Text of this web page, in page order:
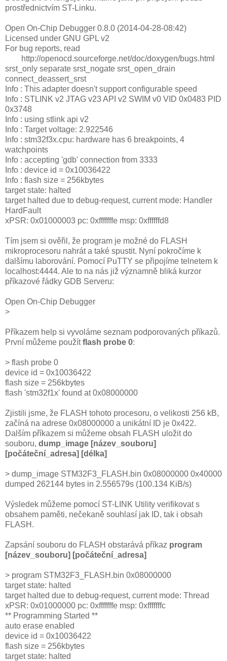
prostřednictvím ST-Linku.
Open On-Chip Debugger 0.8.0 (2014-04-28-08:42)
Licensed under GNU GPL v2
For bug reports, read
http://openocd.sourceforge.net/doc/doxygen/bugs.html
srst_only separate srst_nogate srst_open_drain
connect_deassert_srst
Info : This adapter doesn't support configurable speed
Info : STLINK v2 JTAG v23 API v2 SWIM v0 VID 0x0483 PID
0x3748
Info : using stlink api v2
Info : Target voltage: 2.922546
Info : stm32f3x.cpu: hardware has 6 breakpoints, 4
watchpoints
Info : accepting 'gdb' connection from 3333
Info : device id = 0x10036422
Info : flash size = 256kbytes
target state: halted
target halted due to debug-request, current mode: Handler
HardFault
xPSR: 0x01000003 pc: 0xfffffffe msp: 0xffffffd8
Tím jsem si ověřil, že program je možné do FLASH
mikroprocesoru nahrát a také spustit. Nyní pokročíme k
dalšímu laborování. Pomocí PuTTY se připojíme telnetem k
localhost:4444. Ale to na nás již významně bliká kurzor
příkazové řádky GDB Serveru:
Open On-Chip Debugger
>
Příkazem help si vyvoláme seznam podporovaných příkazů.
První můžeme použítflash probe 0:
> flash probe 0
device id = 0x10036422
flash size = 256kbytes
flash 'stm32f1x' found at 0x08000000
Zjistili jsme, že FLASH tohoto procesoru, o velikosti 256 kB,
začíná na adrese 0x08000000 a unikátní ID je 0x422.
Dalším příkazem si můžeme obsah FLASH uložit do
souboru, dump_image [název_souboru]
[počáteční_adresa] [délka]
> dump_image STM32F3_FLASH.bin 0x08000000 0x40000
dumped 262144 bytes in 2.556579s (100.134 KiB/s)
Výsledek můžeme pomocí ST-LINK Utility verifikovat s
obsahem paměti, nečekaně souhlasí jak ID, tak i obsah
FLASH.
Zapsání souboru do FLASH obstarává příkaz program
[název_souboru] [počáteční_adresa]
> program STM32F3_FLASH.bin 0x08000000
target state: halted
target halted due to debug-request, current mode: Thread
xPSR: 0x01000000 pc: 0xfffffffe msp: 0xfffffffc
** Programming Started **
auto erase enabled
device id = 0x10036422
flash size = 256kbytes
target state: halted